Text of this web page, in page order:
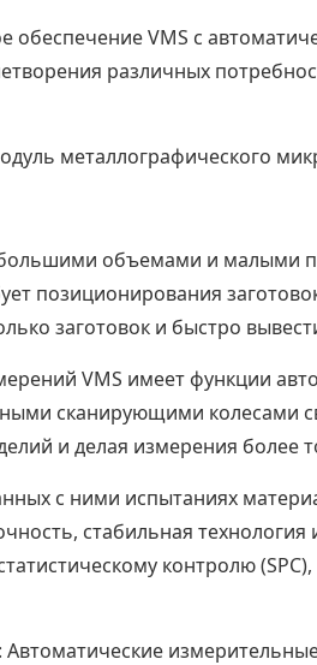
VMS с
различных
металлографического
объемами и малыми
позиционирования
заготовок и быстро
VMS имеет функции
сканирующими колесами
и делая измерения более
с ними испытаниях
стабильная
контролю